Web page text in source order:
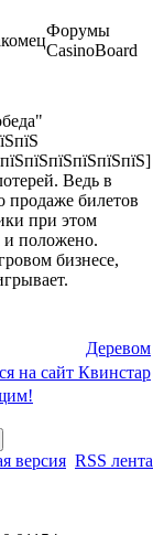
Форумы
CasinoBoard
Ведь в
продаже билетов
при этом
и положено.
бизнесе,
Деревом
на сайт Квинстар
версия RSS лента